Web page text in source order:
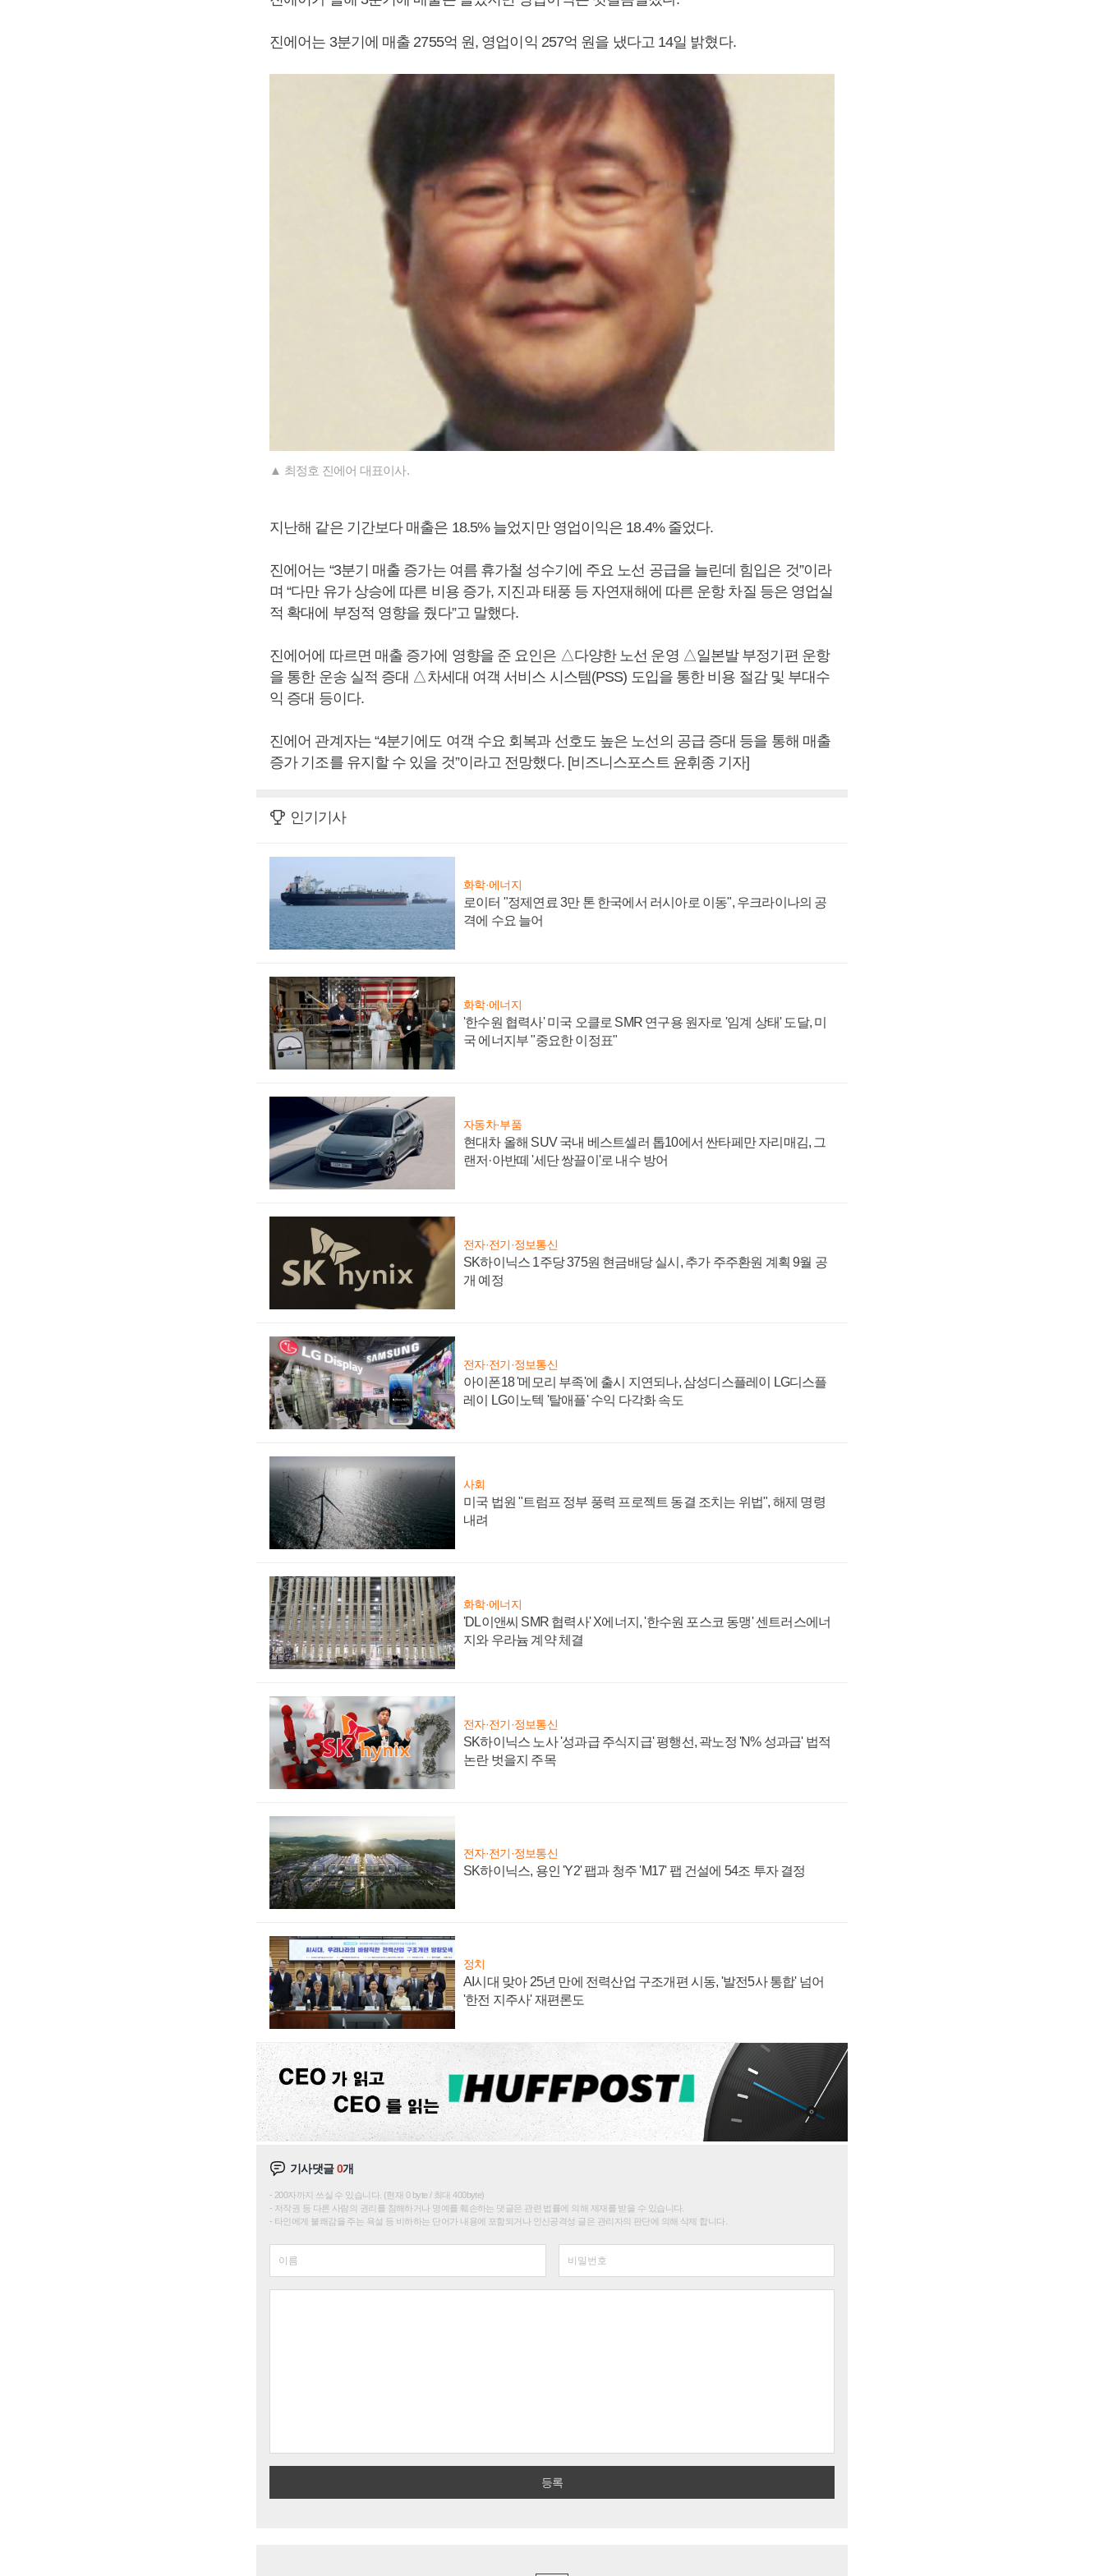
진에어는 3분기에 매출 2755억 원, 영업이익 257억 원을 냈다고 14일 밝혔다.
▲ 최정호 진에어 대표이사.
지난해 같은 기간보다 매출은 18.5% 늘었지만 영업이익은 18.4% 줄었다.
진에어는 “3분기 매출 증가는 여름 휴가철 성수기에 주요 노선 공급을 늘린데 힘입은 것”이라
며 “다만 유가 상승에 따른 비용 증가, 지진과 태풍 등 자연재해에 따른 운항 차질 등은 영업실
적 확대에 부정적 영향을 줬다”고 말했다.
진에어에 따르면 매출 증가에 영향을 준 요인은 △다양한 노선 운영 △일본발 부정기편 운항
을 통한 운송 실적 증대 △차세대 여객 서비스 시스템(PSS) 도입을 통한 비용 절감 및 부대수
익 증대 등이다.
진에어 관계자는 “4분기에도 여객 수요 회복과 선호도 높은 노선의 공급 증대 등을 통해 매출
증가 기조를 유지할 수 있을 것”이라고 전망했다. [비즈니스포스트 윤휘종 기자]
인기기사
화학·에너지
로이터 "정제연료 3만 톤 한국에서 러시아로 이동", 우크라이나의 공
격에 수요 늘어
화학·에너지
'한수원 협력사' 미국 오클로 SMR 연구용 원자로 '임계 상태' 도달, 미
국 에너지부 "중요한 이정표"
자동차·부품
현대차 올해 SUV 국내 베스트셀러 톱10에서 싼타페만 자리매김, 그
랜저·아반떼 '세단 쌍끌이'로 내수 방어
전자·전기·정보통신
SK하이닉스 1주당 375원 현금배당 실시, 추가 주주환원 계획 9월 공
개 예정
전자·전기·정보통신
아이폰18 '메모리 부족'에 출시 지연되나, 삼성디스플레이 LG디스플
레이 LG이노텍 '탈애플' 수익 다각화 속도
사회
미국 법원 "트럼프 정부 풍력 프로젝트 동결 조치는 위법", 해제 명령
내려
화학·에너지
'DL이앤씨 SMR 협력사' X에너지, '한수원 포스코 동맹' 센트러스에너
지와 우라늄 계약 체결
전자·전기·정보통신
SK하이닉스 노사 '성과급 주식지급' 평행선, 곽노정 'N% 성과급' 법적
논란 벗을지 주목
전자·전기·정보통신
SK하이닉스, 용인 'Y2' 팹과 청주 'M17' 팹 건설에 54조 투자 결정
정치
AI시대 맞아 25년 만에 전력산업 구조개편 시동, '발전5사 통합' 넘어
'한전 지주사' 재편론도
기사댓글0개
200자까지 쓰실 수 있습니다. (현재 0 byte / 최대 400byte)
저작권 등 다른 사람의 권리를 침해하거나 명예를 훼손하는 댓글은 관련 법률에 의해 제재를 받을 수 있습니다.
타인에게 불쾌감을 주는 욕설 등 비하하는 단어가 내용에 포함되거나 인신공격성 글은 관리자의 판단에 의해 삭제 합니다.